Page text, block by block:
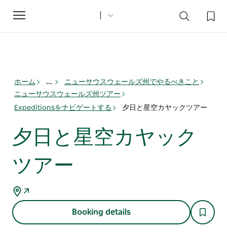
Toggle
navigation
ホーム ...
ニューサウスウェールズ州でやるべきこと
ニューサウスウェールズ州ツアー
Expeditionsをナビゲートする
夕日と星空カヤックツアー
夕日と星空カヤック
ツアー
Booking details